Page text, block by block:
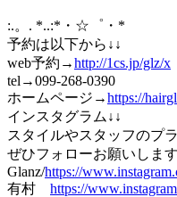
:.。. *..:*・☆゜・*
予約は以下から↓↓
web予約→http://1cs.jp/glz/x
tel→099-268-0390
ホームページ→https://
インスタグラム↓↓
スタイルやスタッフのプ
ぜひフォローお願いしま
Glanz/https://
有村 https://